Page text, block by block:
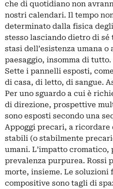
che di quotidiano non
nostri calendari. Il tempo
determinato dalla fisica
stesso lasciando dietro di
stasi dell’esistenza umana
paesaggio, insomma di tutto.
Sette i pannelli esposti,
di casa, di letto, di sangue.
Per uno sguardo a cui è
di direzione, prospettive
sono esposti secondo una
Appoggi precari, a ricordare
stabili (o stabilmente
umani. L’impatto cromatico,
prevalenza purpurea. Rossi
morte, insieme. Le soluzioni
compositive sono tagli di